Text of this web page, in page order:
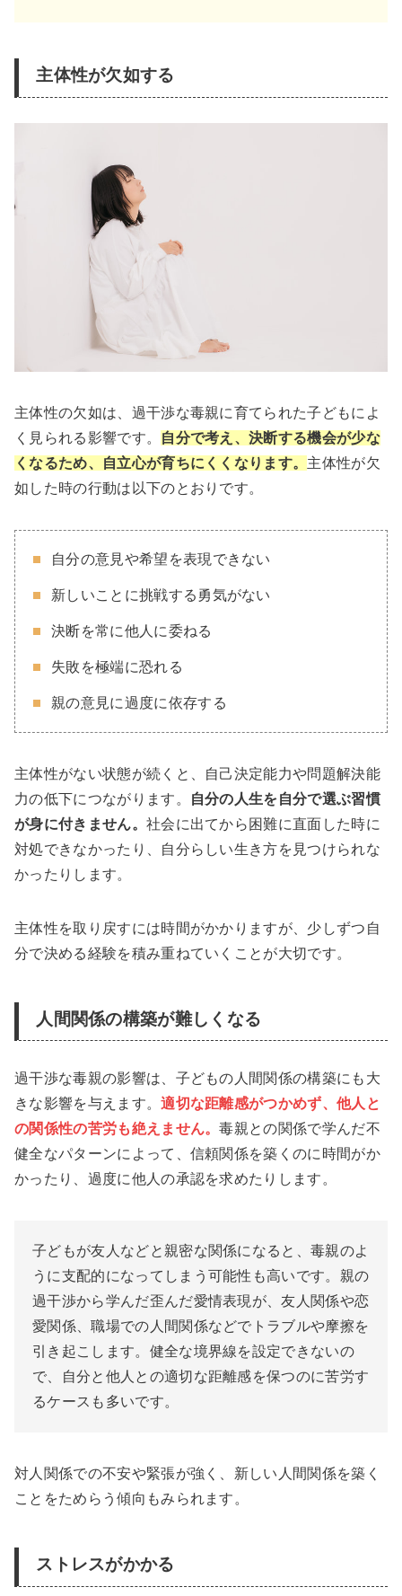
主体性が欠如する
主体性の欠如は、過干渉な毒親に育てられた子どもによ
く見られる影響です。
自分で考え、決断する機会が少な
くなるため、自立心が育ちにくくなります。 主体性が欠
如した時の行動は以下のとおりです。
自分の意見や希望を表現できない
新しいことに挑戦する勇気がない
決断を常に他人に委ねる
失敗を極端に恐れる
親の意見に過度に依存する
主体性がない状態が続くと、自己決定能力や問題解決能
力の低下につながります。
自分の人生を自分で選ぶ習慣
が身に付きません。 社会に出てから困難に直面した時に
対処できなかったり、自分らしい生き方を見つけられな
かったりします。
主体性を取り戻すには時間がかかりますが、少しずつ自
分で決める経験を積み重ねていくことが大切です。
人間関係の構築が難しくなる
過干渉な毒親の影響は、子どもの人間関係の構築にも大
きな影響を与えます。適切な距離感がつかめず、他人と
の関係性の苦労も絶えません。毒親との関係で学んだ不
健全なパターンによって、信頼関係を築くのに時間がか
かったり、過度に他人の承認を求めたりします。
子どもが友人などと親密な関係になると、毒親のよ
うに支配的になってしまう可能性も高いです。親の
過干渉から学んだ歪んだ愛情表現が、友人関係や恋
愛関係、職場での人間関係などでトラブルや摩擦を
引き起こします。健全な境界線を設定できないの
で、自分と他人との適切な距離感を保つのに苦労す
るケースも多いです。
対人関係での不安や緊張が強く、新しい人間関係を築く
ことをためらう傾向もみられます。
ストレスがかかる